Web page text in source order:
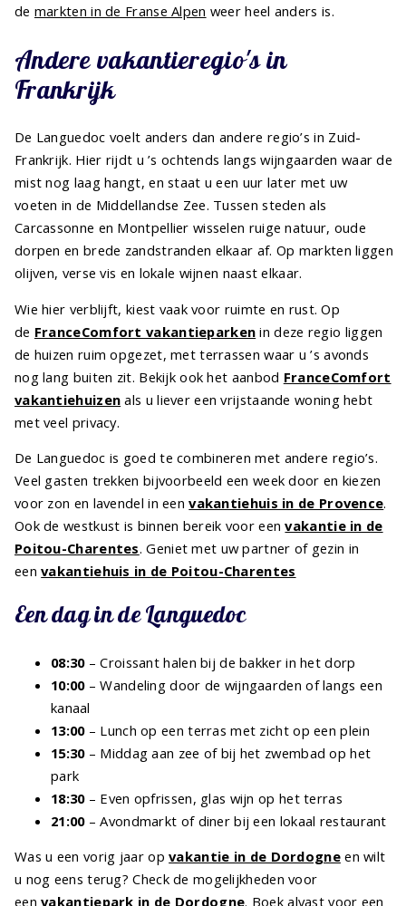
de markten in de Franse Alpen weer heel anders is.
Andere vakantieregio's in
Frankrijk
De Languedoc voelt anders dan andere regio’s in Zuid-
Frankrijk. Hier rijdt u ’s ochtends langs wijngaarden waar de
mist nog laag hangt, en staat u een uur later met uw
voeten in de Middellandse Zee. Tussen steden als
Carcassonne en Montpellier wisselen ruige natuur, oude
dorpen en brede zandstranden elkaar af. Op markten liggen
olijven, verse vis en lokale wijnen naast elkaar.
Wie hier verblijft, kiest vaak voor ruimte en rust. Op
de FranceComfort vakantieparken in deze regio liggen
de huizen ruim opgezet, met terrassen waar u ’s avonds
nog lang buiten zit. Bekijk ook het aanbod FranceComfort
vakantiehuizen als u liever een vrijstaande woning hebt
met veel privacy.
De Languedoc is goed te combineren met andere regio’s.
Veel gasten trekken bijvoorbeeld een week door en kiezen
voor zon en lavendel in eenvakantiehuis in de Provence.
Ook de westkust is binnen bereik voor eenvakantie in de
Poitou-Charentes. Geniet met uw partner of gezin in
eenvakantiehuis in de Poitou-Charentes
Een dag in de Languedoc
08:30– Croissant halen bij de bakker in het dorp
10:00– Wandeling door de wijngaarden of langs een
kanaal
13:00– Lunch op een terras met zicht op een plein
15:30– Middag aan zee of bij het zwembad op het
park
18:30– Even opfrissen, glas wijn op het terras
21:00– Avondmarkt of diner bij een lokaal restaurant
Was u een vorig jaar opvakantie in de Dordogneen wilt
u nog eens terug? Check de mogelijkheden voor
eenvakantiepark in de Dordogne. Boek alvast voor een